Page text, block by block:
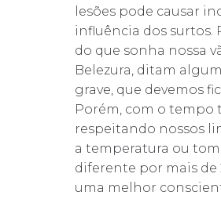
lesões pode causar
influência dos surtos.
do que sonha nossa
Belezura, ditam
grave, que devemos
Porém, com o tempo
respeitando nossos
a temperatura ou
diferente por mais de
uma melhor